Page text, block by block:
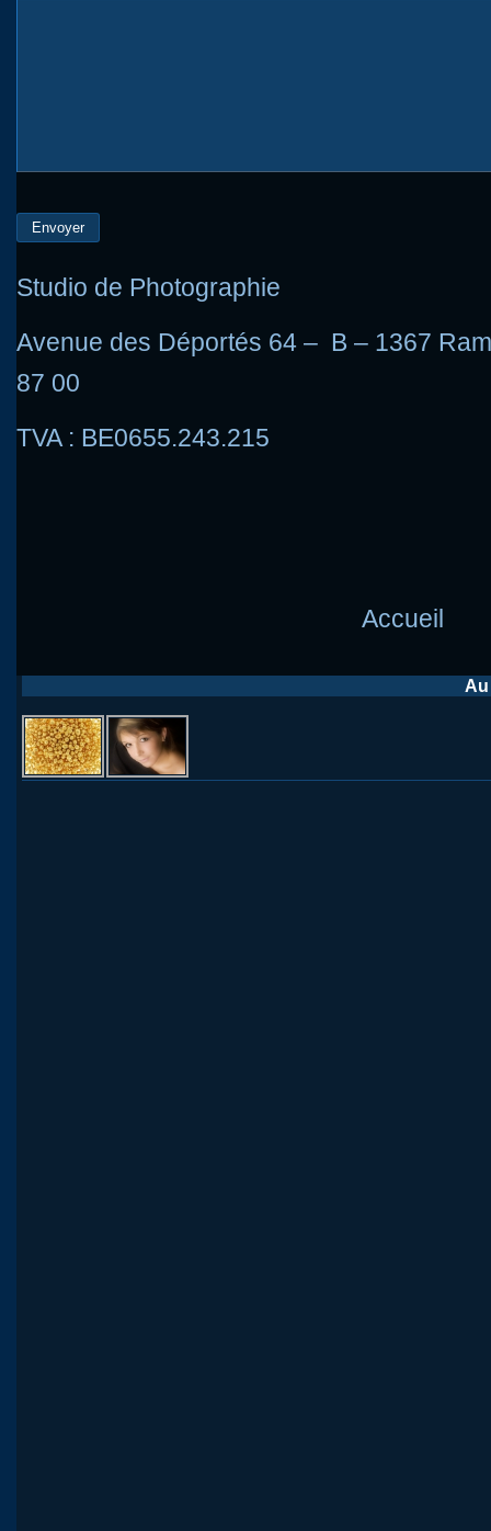
Studio de Photographie
Avenue des Déportés 64 – B – 1367
87 00
TVA : BE0655.243.215
Accueil